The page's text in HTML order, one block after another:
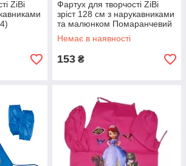
ZiBi
Фартух для творчості ZiBi
зріст 128 см з нарукавниками
та малюнком Помаранчевий
(ZB.6005)
Немає в наявності
153 ₴